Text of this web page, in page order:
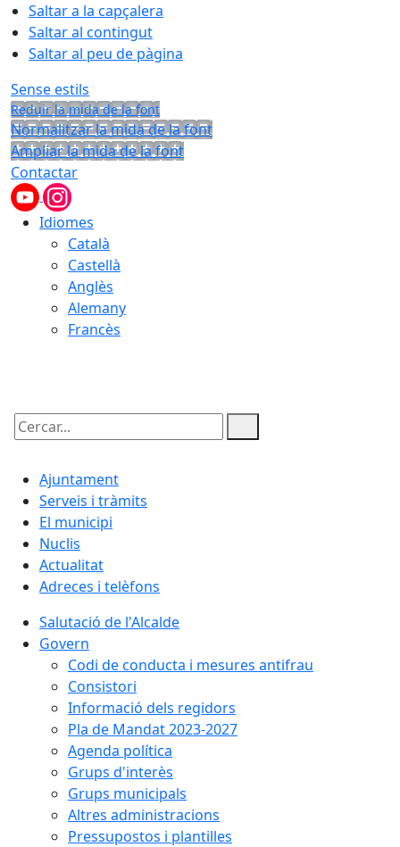
Saltar a la capçalera
Saltar al contingut
Saltar al peu de pàgina
Sense estils
Reduir la mida de la font
Normalitzar la mida de la font
Ampliar la mida de la font
Contactar
Idiomes
Català
Castellà
Anglès
Alemany
Francès
Cercar:
Ajuntament
Serveis i tràmits
El municipi
Nuclis
Actualitat
Adreces i telèfons
Salutació de l'Alcalde
Govern
Codi de conducta i mesures antifrau
Consistori
Informació dels regidors
Pla de Mandat 2023-2027
Agenda política
Grups d'interès
Grups municipals
Altres administracions
Pressupostos i plantilles